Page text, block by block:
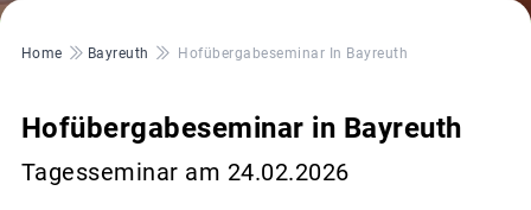
Pfadnavigation
Home Bayreuth Hofübergabeseminar In Bayreuth
Hofübergabeseminar in Bayreuth
Tagesseminar am 24.02.2026